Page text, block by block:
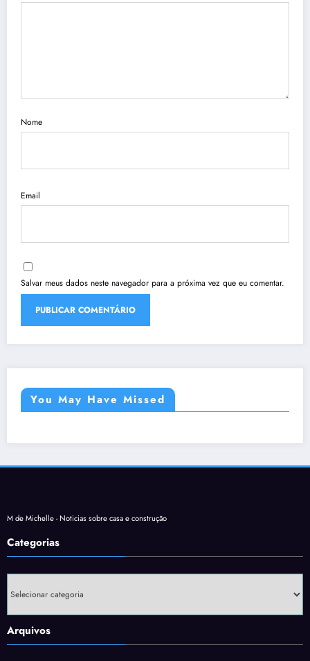
Nome
Email
Salvar meus dados neste navegador para a próxima vez que eu comentar.
You May Have Missed
M de Michelle - Noticias sobre casa e construção
Categorias
Arquivos